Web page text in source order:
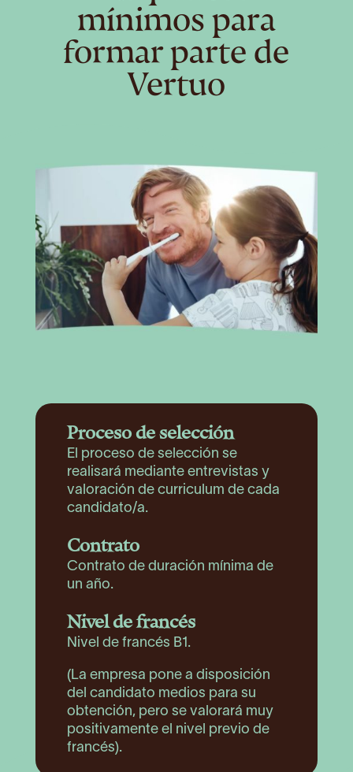
mínimos para
formar parte de
Vertuo
Proceso de selección
El proceso de selección se
realisará mediante entrevistas y
valoración de curriculum de cada
candidato/a.
Contrato
Contrato de duración mínima de
un año.
Nivel de francés
Nivel de francés B1.
(La empresa pone a disposición
del candidato medios para su
obtención, pero se valorará muy
positivamente el nivel previo de
francés).